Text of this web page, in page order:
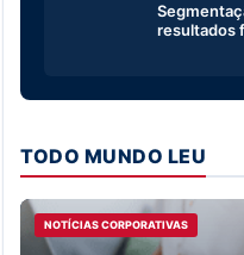
resultados
TODO MUNDO LEU
NOTÍCIAS CORPORATIVAS